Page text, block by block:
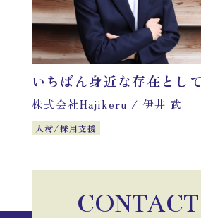
いちばん身近な存在とし
株式会社Hajikeru / 伊井 武
人材/採用支援